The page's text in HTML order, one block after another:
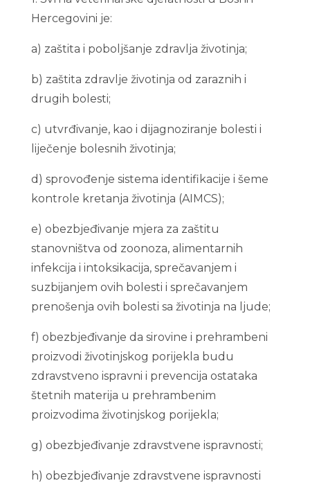
Hercegovini je:
a) zaštita i poboljšanje zdravlja životinja;
b) zaštita zdravlje životinja od zaraznih i
drugih bolesti;
c) utvrđivanje, kao i dijagnoziranje bolesti i
liječenje bolesnih životinja;
d) sprovođenje sistema identifikacije i šeme
kontrole kretanja životinja (AIMCS);
e) obezbjeđivanje mjera za zaštitu
stanovništva od zoonoza, alimentarnih
infekcija i intoksikacija, sprečavanjem i
suzbijanjem ovih bolesti i sprečavanjem
prenošenja ovih bolesti sa životinja na ljude;
f) obezbjeđivanje da sirovine i prehrambeni
proizvodi životinjskog porijekla budu
zdravstveno ispravni i prevencija ostataka
štetnih materija u prehrambenim
proizvodima životinjskog porijekla;
g) obezbjeđivanje zdravstvene ispravnosti;
h) obezbjeđivanje zdravstvene ispravnosti